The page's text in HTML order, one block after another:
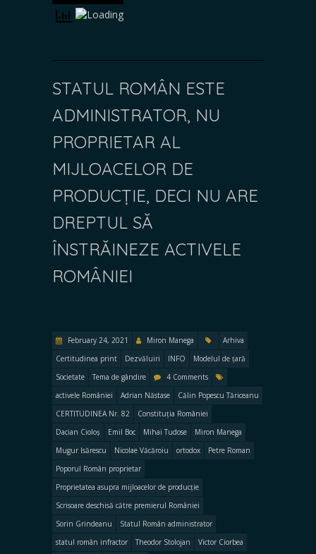
STATUL ROMÂN ESTE
ADMINISTRATOR, NU
PROPRIETAR AL
MIJLOACELOR DE
PRODUCȚIE, DECI NU ARE
DREPTUL SĂ
ÎNSTRĂINEZE ACTIVELE
ROMÂNIEI
February 24, 2021 Miron Manega
Arhiva
Certitudinea print
Dezvăluiri INFO
Modelul de țară
Societate
Tema de gândire
4 Comments
activele României
Adrian Năstase
Călin Popescu Tăriceanu
CERTITUDINEA Nr. 82
Constituția României
Dacian Cioloș
Emil Boc Mihai Tudose
Miron Manega
Mugur Isărescu
Nicolae Văcăroiu ortodox
Petre Roman
Poporul Român proprietar
Proprietatea asupra mijloacelor de producție
Scrisoare deschisă către premierul României
Sorin Grindeanu
Statul Român administrator
statul român infractor
Theodor Stolojan
Victor Ciorbea